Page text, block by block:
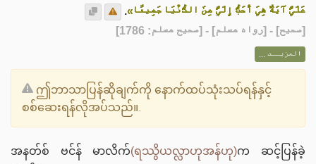
عَلَيَّ آيَةٌ هِيَ أَحَبُّ إِلَيَّ مِنَ الدُّنْيَا جَمِيعًا».
[صحيح] - [رواه مسلم] - [صحيح مسلم: 1786]
المزيــد ...
ဤဘာသာပြန်ဆိုချက်ကို နောက်ထပ်သုံးသပ်ရန်နှင့်
စစ်ဆေးရန်လိုအပ်သည်။.
အနတ်စ် ဗင်န် မာလိက်(ရဿွိယလ္လာဟုအန်ဟု)က ဆင့်ပြန်ခဲ့